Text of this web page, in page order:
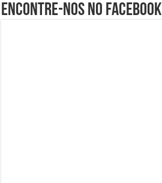
Encontre-nos no Facebook